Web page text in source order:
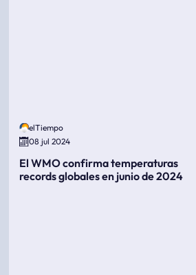
elTiempo
08 jul 2024
El WMO confirma temperaturas
records globales en junio de 2024